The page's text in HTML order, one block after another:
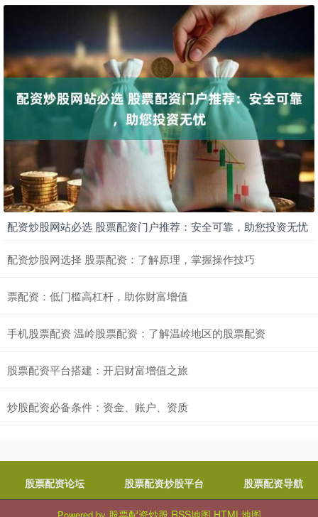
配资炒股网站必选 股票配资门户推荐：安全可靠，助您投资无忧
配资炒股网选择 股票配资：了解原理，掌握操作技巧
票配资：低门槛高杠杆，助你财富增值
手机股票配资 温岭股票配资：了解温岭地区的股票配资
股票配资平台搭建：开启财富增值之旅
炒股配资必备条件：资金、账户、资质
股票配资论坛 股票配资炒股平台 股票配资导航